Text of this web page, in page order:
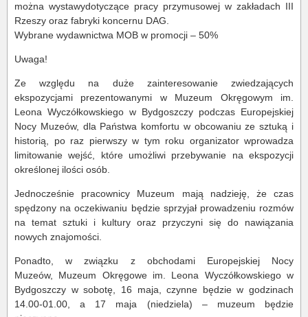
można wystawydotyczące pracy przymusowej w zakładach III
Rzeszy oraz fabryki koncernu DAG.
Wybrane wydawnictwa MOB w promocji – 50%
Uwaga!
Ze względu na duże zainteresowanie zwiedzających
ekspozycjami prezentowanymi w Muzeum Okręgowym im.
Leona Wyczółkowskiego w Bydgoszczy podczas Europejskiej
Nocy Muzeów, dla Państwa komfortu w obcowaniu ze sztuką i
historią, po raz pierwszy w tym roku organizator wprowadza
limitowanie wejść, które umożliwi przebywanie na ekspozycji
określonej ilości osób.
Jednocześnie pracownicy Muzeum mają nadzieję, że czas
spędzony na oczekiwaniu będzie sprzyjał prowadzeniu rozmów
na temat sztuki i kultury oraz przyczyni się do nawiązania
nowych znajomości.
Ponadto, w związku z obchodami Europejskiej Nocy
Muzeów, Muzeum Okręgowe im. Leona Wyczółkowskiego w
Bydgoszczy w sobotę, 16 maja, czynne będzie w godzinach
14.00-01.00, a 17 maja (niedziela) – muzeum będzie